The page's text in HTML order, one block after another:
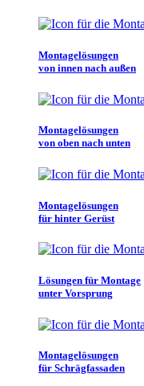
Montagelösungen
von innen nach außen
Montagelösungen
von oben nach unten
Montagelösungen
für hinter Gerüst
Lösungen für Montage
unter Vorsprung
Montagelösungen
für Schrägfassaden